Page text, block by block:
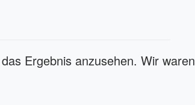
Ergebnis anzusehen. Wir waren